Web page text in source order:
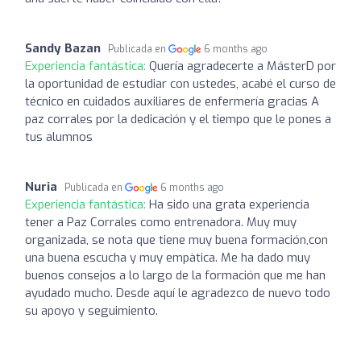
Sandy Bazan Publicada en 6 months ago
Experiencia fantástica: Quería agradecerte a MásterD por
la oportunidad de estudiar con ustedes, acabé el curso de
técnico en cuidados auxiliares de enfermería gracias A
paz corrales por la dedicación y el tiempo que le pones a
tus alumnos
Nuria Publicada en 6 months ago
Experiencia fantástica: Ha sido una grata experiencia
tener a Paz Corrales como entrenadora. Muy muy
organizada, se nota que tiene muy buena formación,con
una buena escucha y muy empàtica. Me ha dado muy
buenos consejos a lo largo de la formación que me han
ayudado mucho. Desde aquí le agradezco de nuevo todo
su apoyo y seguimiento.